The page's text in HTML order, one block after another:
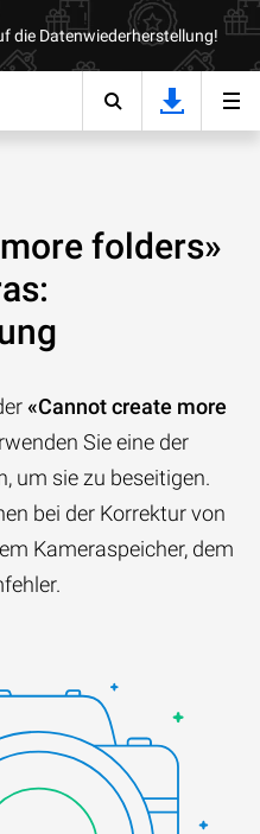
die Datenwiederherstellung!
folders»
«Cannot create more
Sie eine der
um sie zu beseitigen.
bei der Korrektur von
Kameraspeicher, dem